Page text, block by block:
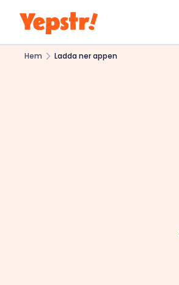
Hem Ladda ner appen